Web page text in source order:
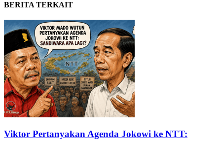
BERITA TERKAIT
Viktor Pertanyakan Agenda Jokowi ke NTT: